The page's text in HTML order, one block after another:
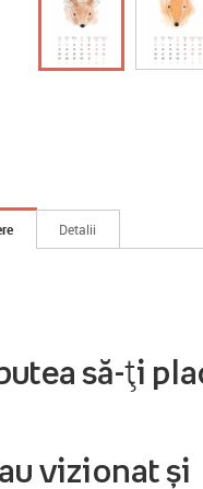
Detalii
să-ți
vizionat și